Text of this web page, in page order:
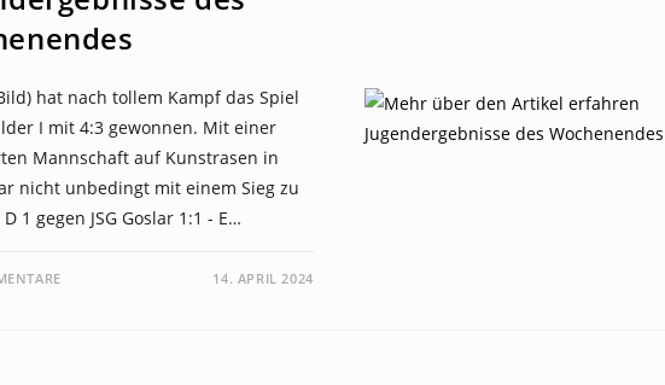
hat nach tollem Kampf das Spiel
I mit 4:3 gewonnen. Mit einer
Mannschaft auf Kunstrasen in
nicht unbedingt mit einem Sieg zu
1 gegen JSG Goslar 1:1 - E…
14. APRIL 2024